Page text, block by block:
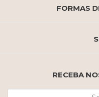
FORMAS
RECEBA